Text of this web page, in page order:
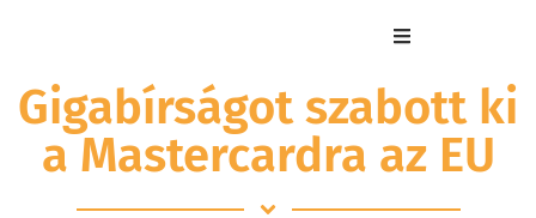
Gigabírságot szabott ki
a Mastercardra az EU